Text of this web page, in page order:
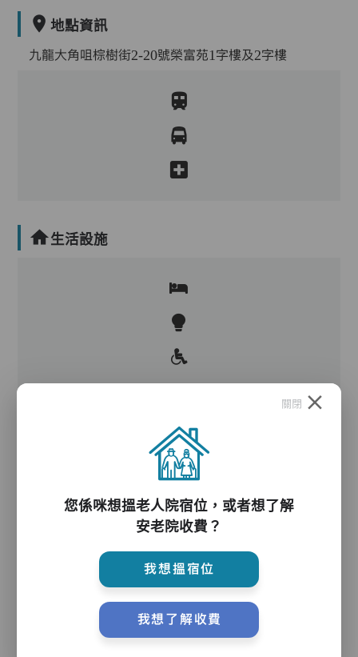
地點資訊
九龍大角咀棕樹街2-20號榮富苑1字樓及2字樓
生活設施
護理評估、執藥、核派藥、量度生命表徵、協助沐
浴、餵飯、換尿片
關閉
您係咪想搵老人院宿位，或者想了解
安老院收費？
我想搵宿位
我想了解收費